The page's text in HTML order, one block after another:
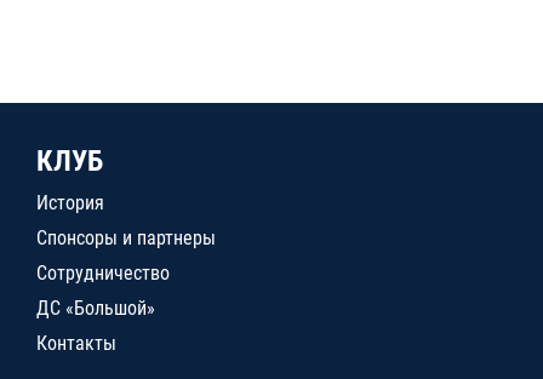
КЛУБ
История
Спонсоры и партнеры
Сотрудничество
ДС «Большой»
Контакты